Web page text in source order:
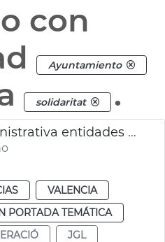
con
Ayuntamiento
solidaritat .
Cooperación administrativa entidades locales zona Dana y anticipo nómina funcionarios afectados
VALENCIA
PORTADA TEMÁTICA
JGL